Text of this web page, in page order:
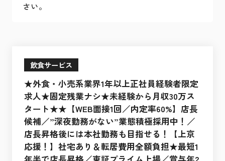
さい。
飲食サービス
★外食・小売系業界1年以上正社員経験者限定
求人★固定残業ナシ★未経験から月収30万ス
タート★★【WEB面接1回／内定率60%】店長
候補／”深夜勤務がない”業態積極採用中！／
店長昇格後には本社勤務も目指せる！【上京
応援！】社宅あり＆転居費用全額負担★最短1